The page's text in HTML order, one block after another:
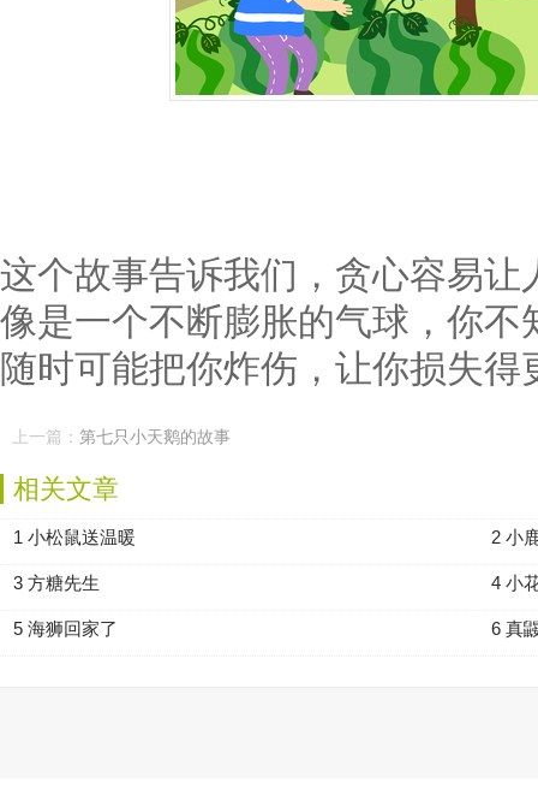
这个故事告诉我们，贪心容易
像是一个不断膨胀的气球，你
随时可能把你炸伤，让你损失得
上一篇： 第七只小天鹅的故事
相关文章
1 小松鼠送温暖 2 小
3 方糖先生 4 小
5 海狮回家了 6 真